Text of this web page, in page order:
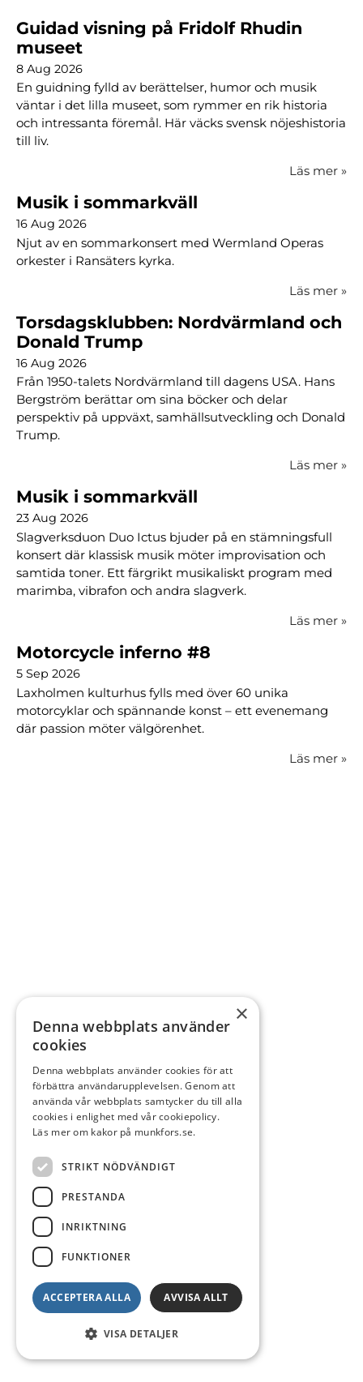
Guidad visning på Fridolf Rhudin
museet
8 Aug 2026
En guidning fylld av berättelser, humor och musik
väntar i det lilla museet, som rymmer en rik historia
och intressanta föremål. Här väcks svensk nöjeshistoria
till liv.
Läs mer »
Musik i sommarkväll
16 Aug 2026
Njut av en sommarkonsert med Wermland Operas
orkester i Ransäters kyrka.
Läs mer »
Torsdagsklubben: Nordvärmland och
Donald Trump
16 Aug 2026
Från 1950-talets Nordvärmland till dagens USA. Hans
Bergström berättar om sina böcker och delar
perspektiv på uppväxt, samhällsutveckling och Donald
Trump.
Läs mer »
Musik i sommarkväll
23 Aug 2026
Slagverksduon Duo Ictus bjuder på en stämningsfull
konsert där klassisk musik möter improvisation och
samtida toner. Ett färgrikt musikaliskt program med
marimba, vibrafon och andra slagverk.
Läs mer »
Motorcycle inferno #8
5 Sep 2026
Laxholmen kulturhus fylls med över 60 unika
motorcyklar och spännande konst – ett evenemang
där passion möter välgörenhet.
Läs mer »
×
Denna webbplats använder
cookies
Denna webbplats använder cookies för att
förbättra användarupplevelsen. Genom att
använda vår webbplats samtycker du till alla
cookies i enlighet med vår cookiepolicy.
Läs mer om kakor på munkfors.se.
STRIKT NÖDVÄNDIGT
PRESTANDA
INRIKTNING
FUNKTIONER
ACCEPTERA ALLA AVVISA ALLT
VISA DETALJER